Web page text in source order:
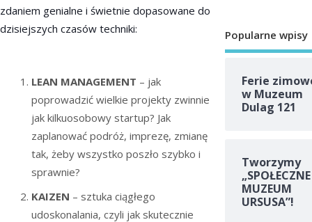
zdaniem genialne i świetnie dopasowane do
dzisiejszych czasów techniki:
LEAN MANAGEMENT – jak
poprowadzić wielkie projekty zwinnie
jak kilkuosobowy startup? Jak
zaplanować podróż, imprezę, zmianę
tak, żeby wszystko poszło szybko i
sprawnie?
KAIZEN – sztuka ciągłego
udoskonalania, czyli jak skutecznie
Popularne wpisy
Ferie
w Muzeum
Dulag 121
Tworzymy
„SPOŁECZNE
MUZEUM
URSUSA”!